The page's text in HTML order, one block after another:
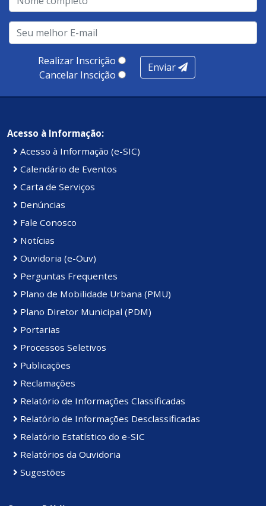
realização de soluções, ambiente de negócios,
infraestrutura, presença digital e cobertura e
produtividade. Somados, todos as categorias totalizam
Kennedy.Realizar Inscrição
Cancelar Inscição
Enviar
Acesso à Informação:
Acesso à Informação (e-SIC)
Calendário de Eventos
Carta de Serviços
Denúncias
Fale Conosco
Notícias
Ouvidoria (e-Ouv)
Perguntas Frequentes
Plano de Mobilidade Urbana (PMU)
Plano Diretor Municipal (PDM)
Portarias
Processos Seletivos
Publicações
Reclamações
Relatório de Informações Classificadas
Relatório de Informações Desclassificadas
Relatório Estatístico do e-SIC
Relatórios da Ouvidoria
Sugestões